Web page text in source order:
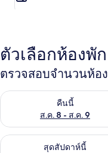
ตัวเลือกห้องพัก
ตรวจสอบจำนวนห้อ
คืนนี้
ส.ค. 8 - ส.ค. 9
ตรวจสอบจำนวนห้องพักว่
สุดสัปดาห์นี้
ตรวจสอบจำนวนห้องพักว่า